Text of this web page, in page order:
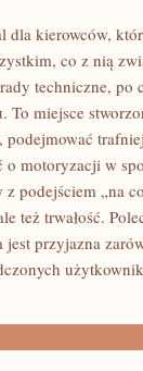
dla kierowców,
co z nią
techniczne, po
To miejsce
podejmować
o motoryzacji w
z podejściem „na
też trwałość.
przyjazna